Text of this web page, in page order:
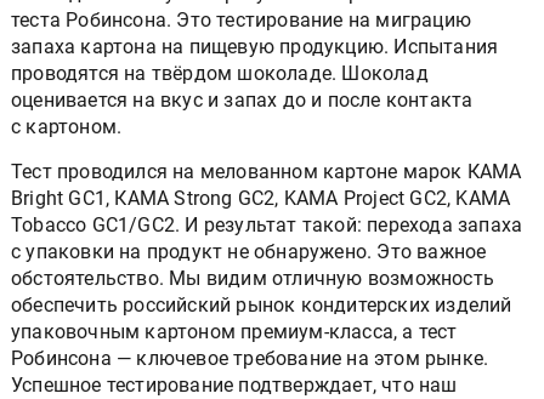
теста Робинсона. Это тестирование на миграцию
запаха картона на пищевую продукцию. Испытания
проводятся на твёрдом шоколаде. Шоколад
оценивается на вкус и запах до и после контакта
с картоном.
Тест проводился на мелованном картоне марок КАМА
Bright GC1, КАМА Strong GC2, KAMA Project GC2, KAMA
Tobacco GC1/GC2. И результат такой: перехода запаха
с упаковки на продукт не обнаружено. Это важное
обстоятельство. Мы видим отличную возможность
обеспечить российский рынок кондитерских изделий
упаковочным картоном премиум-класса, а тест
Робинсона — ключевое требование на этом рынке.
Успешное тестирование подтверждает, что наш